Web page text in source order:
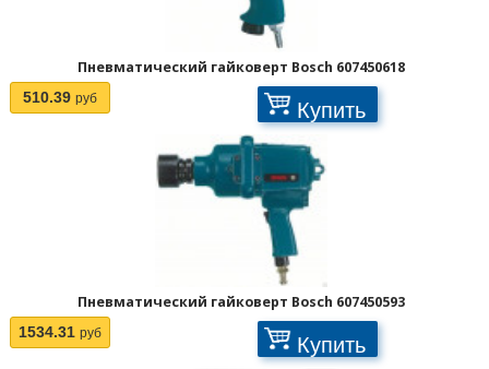
Пневматический гайковерт Bosch 607450618
510.39 руб Купить
Пневматический гайковерт Bosch 607450593
1534.31 руб Купить